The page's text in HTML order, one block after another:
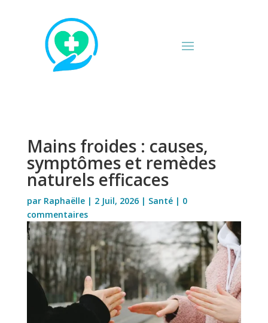
Mains froides : causes,
symptômes et remèdes
naturels efficaces
par Raphaëlle| 2 Juil, 2026| Santé| 0
commentaires